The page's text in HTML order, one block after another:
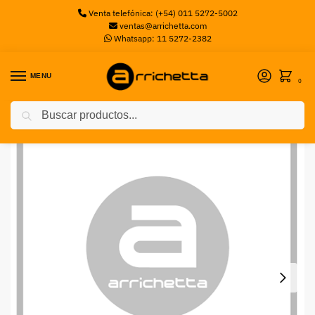
Venta telefónica: (+54) 011 5272-5002
ventas@arrichetta.com
Whatsapp: 11 5272-2382
MENU
0
Inicio Toners INS LEX TONER NEGRO OPTRA M41X 5000 C.